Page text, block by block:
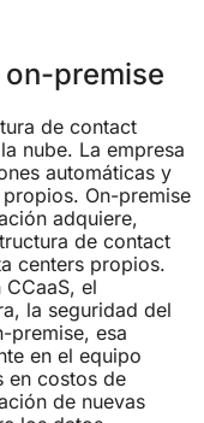
on-premise
de contact
nube. La empresa
automáticas y
On-premise
adquiere,
de contact
centers propios.
el
la seguridad del
premise, esa
en el equipo
en costos de
de nuevas